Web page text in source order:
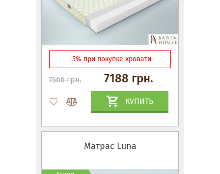
-5% при покупке кровати
7566 грн. 7188 грн.
КУПИТЬ
Матрас Luna